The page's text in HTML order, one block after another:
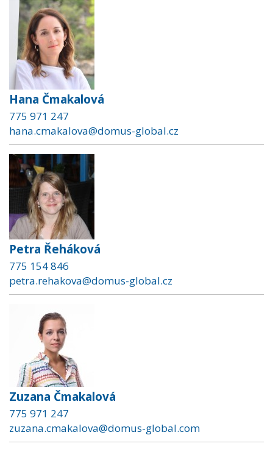
Hana Čmakalová
775 971 247
hana.cmakalova@domus-global.cz
Petra Řeháková
775 154 846
petra.rehakova@domus-global.cz
Zuzana Čmakalová
775 971 247
zuzana.cmakalova@domus-global.com